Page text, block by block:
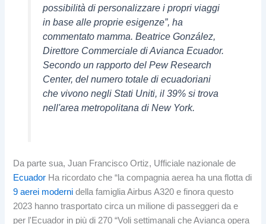
possibilità di personalizzare i propri viaggi
in base alle proprie esigenze”, ha
commentato mamma. Beatrice González,
Direttore Commerciale di Avianca Ecuador.
Secondo un rapporto del Pew Research
Center, del numero totale di ecuadoriani
che vivono negli Stati Uniti, il 39% si trova
nell'area metropolitana di New York.
Da parte sua, Juan Francisco Ortiz, Ufficiale nazionale de
Ecuador Ha ricordato che “la compagnia aerea ha una flotta di
9 aerei moderni della famiglia Airbus A320 e finora questo
2023 hanno trasportato circa un milione di passeggeri da e
per l'Ecuador in più di 270 “Voli settimanali che Avianca opera